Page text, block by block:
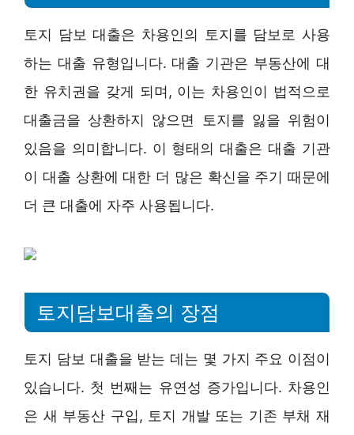
토지 담보 대출은 차용인의 토지를 담보로 사용
하는 대출 유형입니다. 대출 기관은 부동산에 대
한 유치권을 갖게 되며, 이는 차용인이 법적으로
대출금을 상환하지 않으면 토지를 잃을 위험이
있음을 의미합니다. 이 형태의 대출은 대출 기관
이 대출 상환에 대한 더 많은 확신을 주기 때문에
더 큰 대출에 자주 사용됩니다.
토지담보대출의 장점
토지 담보 대출을 받는 데는 몇 가지 주요 이점이
있습니다. 첫 번째는 유연성 증가입니다. 차용인
은 새 부동산 구입, 토지 개발 또는 기존 부채 재